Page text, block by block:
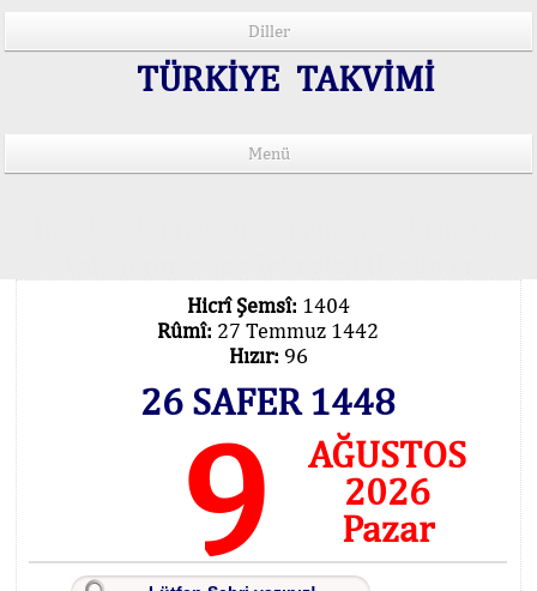
Diller
TÜRKİYE TAKVİMİ
Menü
Hicrî Şemsî: 1404
Rûmî: 27 Temmuz 1442
Hızır: 96
26 SAFER 1448
9
AĞUSTOS
2026
Pazar